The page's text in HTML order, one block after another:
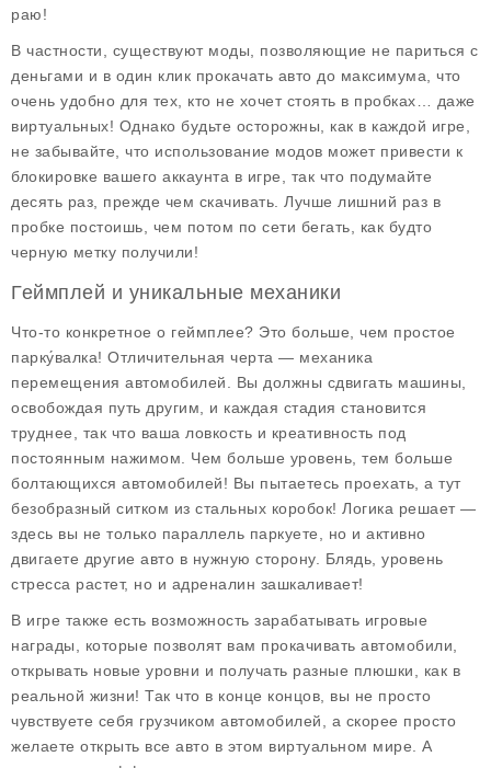
раю!
В частности, существуют моды, позволяющие не париться с
деньгами и в один клик прокачать авто до максимума, что
очень удобно для тех, кто не хочет стоять в пробках… даже
виртуальных! Однако будьте осторожны, как в каждой игре,
не забывайте, что использование модов может привести к
блокировке вашего аккаунта в игре, так что подумайте
десять раз, прежде чем скачивать. Лучше лишний раз в
пробке постоишь, чем потом по сети бегать, как будто
черную метку получили!
Геймплей и уникальные механики
Что-то конкретное о геймплее? Это больше, чем простое
парку́валка! Отличительная черта — механика
перемещения автомобилей. Вы должны сдвигать машины,
освобождая путь другим, и каждая стадия становится
труднее, так что ваша ловкость и креативность под
постоянным нажимом. Чем больше уровень, тем больше
болтающихся автомобилей! Вы пытаетесь проехать, а тут
безобразный ситком из стальных коробок! Логика решает —
здесь вы не только параллель паркуете, но и активно
двигаете другие авто в нужную сторону. Блядь, уровень
стресса растет, но и адреналин зашкаливает!
В игре также есть возможность зарабатывать игровые
награды , которые позволят вам прокачивать автомобили,
открывать новые уровни и получать разные плюшки, как в
реальной жизни! Так что в конце концов, вы не просто
чувствуете себя грузчиком автомобилей, а скорее просто
желаете открыть все авто в этом виртуальном мире. А